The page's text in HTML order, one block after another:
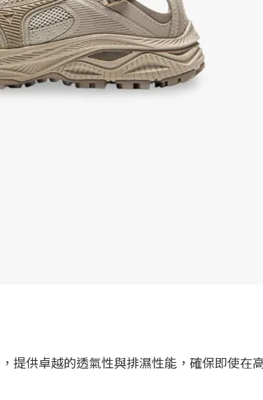
提供卓越的透氣性與排濕性能，確保即使在